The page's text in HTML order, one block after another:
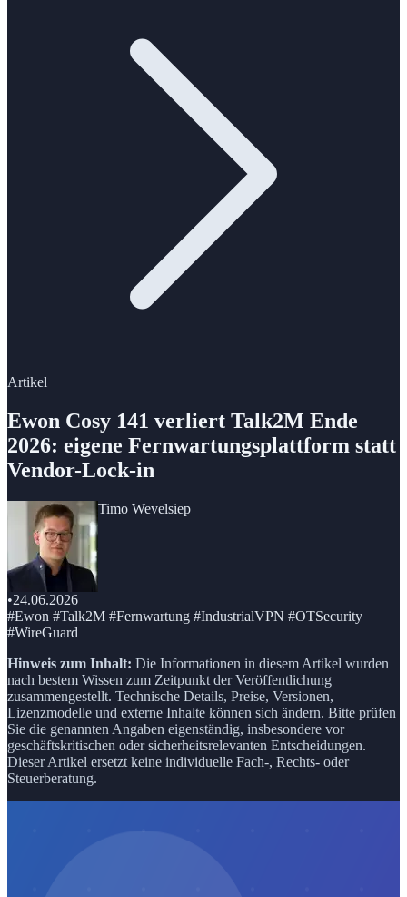
Artikel
Ewon Cosy 141 verliert Talk2M Ende
2026: eigene Fernwartungsplattform statt
Vendor-Lock-in
Timo Wevelsiep
•24.06.2026
#Ewon #Talk2M #Fernwartung #IndustrialVPN #OTSecurity
#WireGuard
Hinweis zum Inhalt: Die Informationen in diesem Artikel wurden
nach bestem Wissen zum Zeitpunkt der Veröffentlichung
zusammengestellt. Technische Details, Preise, Versionen,
Lizenzmodelle und externe Inhalte können sich ändern. Bitte prüfen
Sie die genannten Angaben eigenständig, insbesondere vor
geschäftskritischen oder sicherheitsrelevanten Entscheidungen.
Dieser Artikel ersetzt keine individuelle Fach-, Rechts- oder
Steuerberatung.